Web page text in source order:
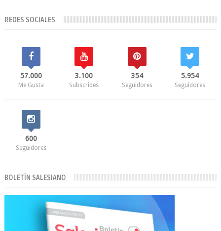
REDES SOCIALES
57.000
Me Gusta
3.100
Subscribes
354
Seguidores
5.954
Seguidores
600
Seguidores
BOLETÍN SALESIANO